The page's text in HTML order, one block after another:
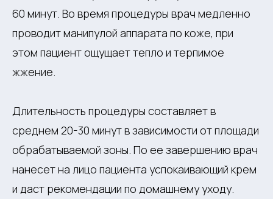
60 минут. Во время процедуры врач медленно
проводит манипулой аппарата по коже, при
этом пациент ощущает тепло и терпимое
жжение.
Длительность процедуры составляет в
среднем 20-30 минут в зависимости от площади
обрабатываемой зоны. По ее завершению врач
нанесет на лицо пациента успокаивающий крем
и даст рекомендации по домашнему уходу.